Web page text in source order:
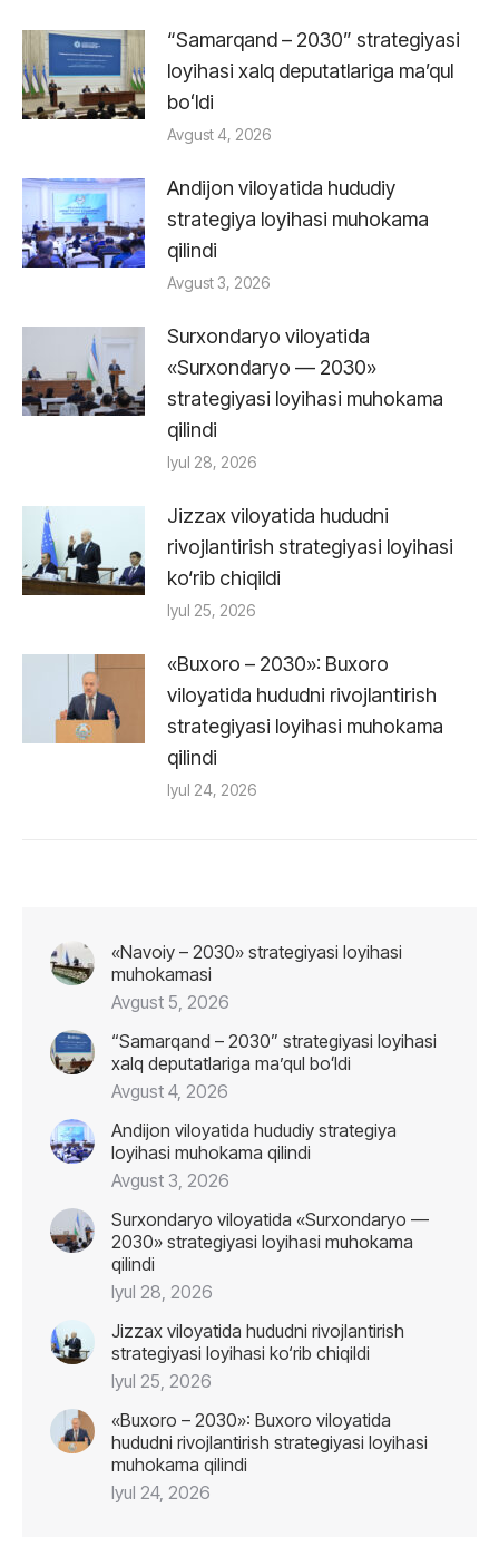
“Samarqand – 2030” strategiyasi
loyihasi xalq deputatlariga maʼqul
boʻldi
Avgust 4, 2026
Andijon viloyatida hududiy
strategiya loyihasi muhokama
qilindi
Avgust 3, 2026
Surxondaryo viloyatida
«Surxondaryo — 2030»
strategiyasi loyihasi muhokama
qilindi
Iyul 28, 2026
Jizzax viloyatida hududni
rivojlantirish strategiyasi loyihasi
ko‘rib chiqildi
Iyul 25, 2026
«Buxoro – 2030»: Buxoro
viloyatida hududni rivojlantirish
strategiyasi loyihasi muhokama
qilindi
Iyul 24, 2026
«Navoiy – 2030» strategiyasi loyihasi
muhokamasi
Avgust 5, 2026
“Samarqand – 2030” strategiyasi loyihasi
xalq deputatlariga maʼqul boʻldi
Avgust 4, 2026
Andijon viloyatida hududiy strategiya
loyihasi muhokama qilindi
Avgust 3, 2026
Surxondaryo viloyatida «Surxondaryo —
2030» strategiyasi loyihasi muhokama
qilindi
Iyul 28, 2026
Jizzax viloyatida hududni rivojlantirish
strategiyasi loyihasi ko‘rib chiqildi
Iyul 25, 2026
«Buxoro – 2030»: Buxoro viloyatida
hududni rivojlantirish strategiyasi loyihasi
muhokama qilindi
Iyul 24, 2026